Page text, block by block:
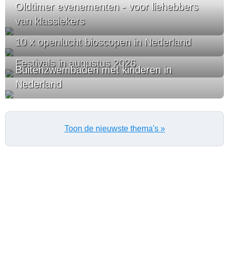
Oldtimer evenementen - voor liehebbers
van klassiekers
10 x openlucht bioscopen in Nederland
Festivals in augustus 2026
Buitenzwembaden met kinderen in
Nederland
Toon de nieuwste thema's »